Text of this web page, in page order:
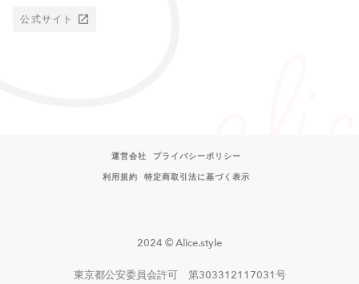
公式サイト
運営会社
プライバシーポリシー
利用規約
特定商取引法に基づく表示
2024 © Alice.style
東京都公安委員会許可 第303312117031号